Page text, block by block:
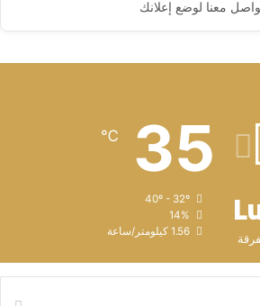
معنا لوضع إعلانك
35
℃
40º - 32º
14%
1.56 كيلومتر/ساعة